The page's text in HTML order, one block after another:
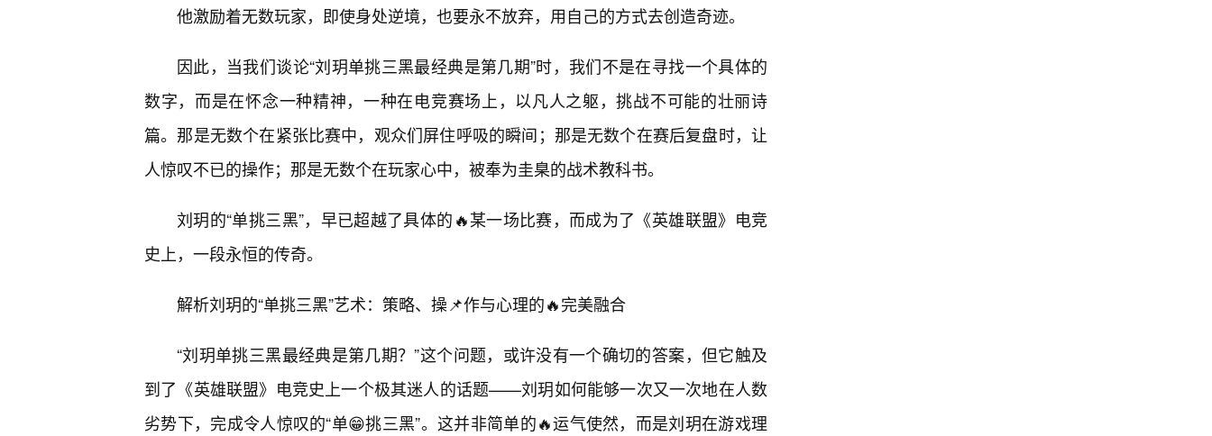
他激励着无数玩家，即使身处逆境，也要永不放弃，用自己的方式去创造奇迹。
因此，当我们谈论“刘玥单挑三黑最经典是第几期”时，我们不是在寻找一个具体的
数字，而是在怀念一种精神，一种在电竞赛场上，以凡人之躯，挑战不可能的壮丽诗
篇。那是无数个在紧张比赛中，观众们屏住呼吸的瞬间；那是无数个在赛后复盘时，让
人惊叹不已的操作；那是无数个在玩家心中，被奉为圭臬的战术教科书。
刘玥的“单挑三黑”，早已超越了具体的🔥某一场比赛，而成为了《英雄联盟》电竞
史上，一段永恒的传奇。
解析刘玥的“单挑三黑”艺术：策略、操📌作与心理的🔥完美融合
“刘玥单挑三黑最经典是第几期？”这个问题，或许没有一个确切的答案，但它触及
到了《英雄联盟》电竞史上一个极其迷人的话题——刘玥如何能够一次又一次地在人数
劣势下，完成令人惊叹的“单😁挑三黑”。这并非简单的🔥运气使然，而是刘玥在游戏理